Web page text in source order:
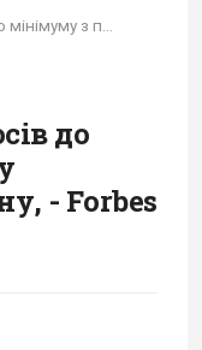
до
- Forbes